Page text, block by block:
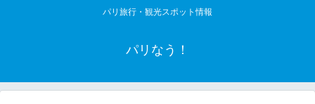
パリ旅行・観光スポット情報
パリなう！